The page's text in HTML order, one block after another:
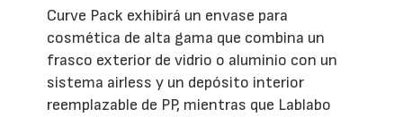
Curve Pack exhibirá un envase para
cosmética de alta gama que combina un
frasco exterior de vidrio o aluminio con un
sistema airless y un depósito interior
reemplazable de PP, mientras que Lablabo